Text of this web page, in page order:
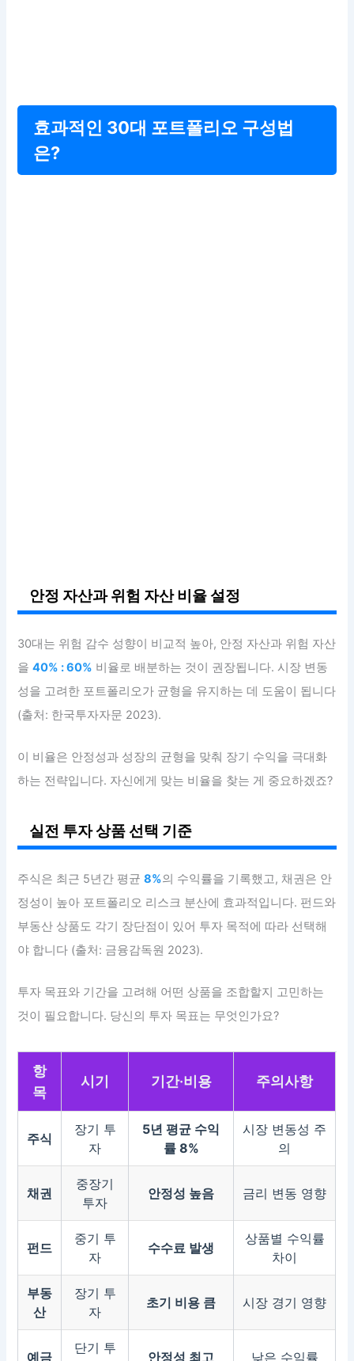
효과적인 30대 포트폴리오 구성법
은?
안정 자산과 위험 자산 비율 설정
30대는 위험 감수 성향이 비교적 높아, 안정 자산과 위험 자산
을40% : 60% 비율로 배분하는 것이 권장됩니다. 시장 변동
성을 고려한 포트폴리오가 균형을 유지하는 데 도움이 됩니다
(출처: 한국투자자문 2023).
이 비율은 안정성과 성장의 균형을 맞춰 장기 수익을 극대화
하는 전략입니다. 자신에게 맞는 비율을 찾는 게 중요하겠죠?
실전 투자 상품 선택 기준
주식은 최근 5년간 평균8%의 수익률을 기록했고, 채권은 안
정성이 높아 포트폴리오 리스크 분산에 효과적입니다. 펀드와
부동산 상품도 각기 장단점이 있어 투자 목적에 따라 선택해
야 합니다 (출처: 금융감독원 2023).
투자 목표와 기간을 고려해 어떤 상품을 조합할지 고민하는
것이 필요합니다. 당신의 투자 목표는 무엇인가요?
항
목
시기 기간·비용 주의사항
주식
장기 투
자
5년 평균 수익
률 8%
시장 변동성 주
의
채권
중장기
투자
안정성 높음 금리 변동 영향
펀드
중기 투
자
수수료 발생
상품별 수익률
차이
부동
산
장기 투
자
초기 비용 큼 시장 경기 영향
예금
단기 투
안정성 최고 낮은 수익률